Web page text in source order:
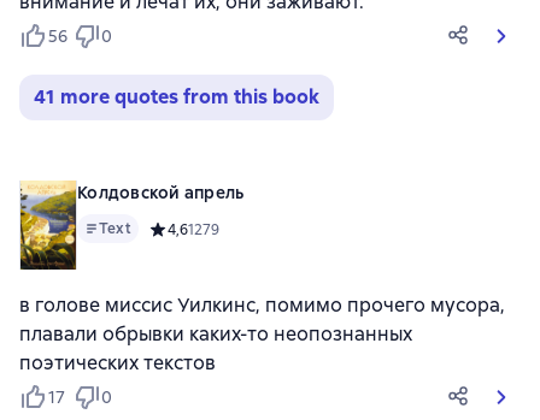
56 0
41 more quotes from this book
Колдовской апрель
Text Средний рейтинг 4,6 на основе 1279 оценок
4,61279
в голове миссис Уилкинс, помимо прочего мусора,
плавали обрывки каких-то неопознанных
поэтических текстов
17 0